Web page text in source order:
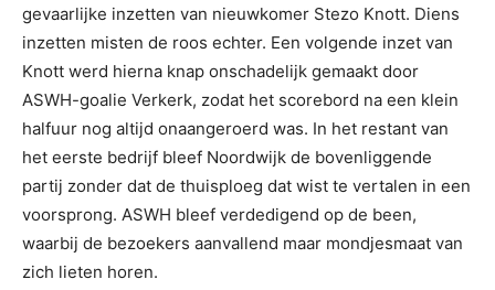
gevaarlijke inzetten van nieuwkomer Stezo Knott. Diens
inzetten misten de roos echter. Een volgende inzet van
Knott werd hierna knap onschadelijk gemaakt door
ASWH-goalie Verkerk, zodat het scorebord na een klein
halfuur nog altijd onaangeroerd was. In het restant van
het eerste bedrijf bleef Noordwijk de bovenliggende
partij zonder dat de thuisploeg dat wist te vertalen in een
voorsprong. ASWH bleef verdedigend op de been,
waarbij de bezoekers aanvallend maar mondjesmaat van
zich lieten horen.